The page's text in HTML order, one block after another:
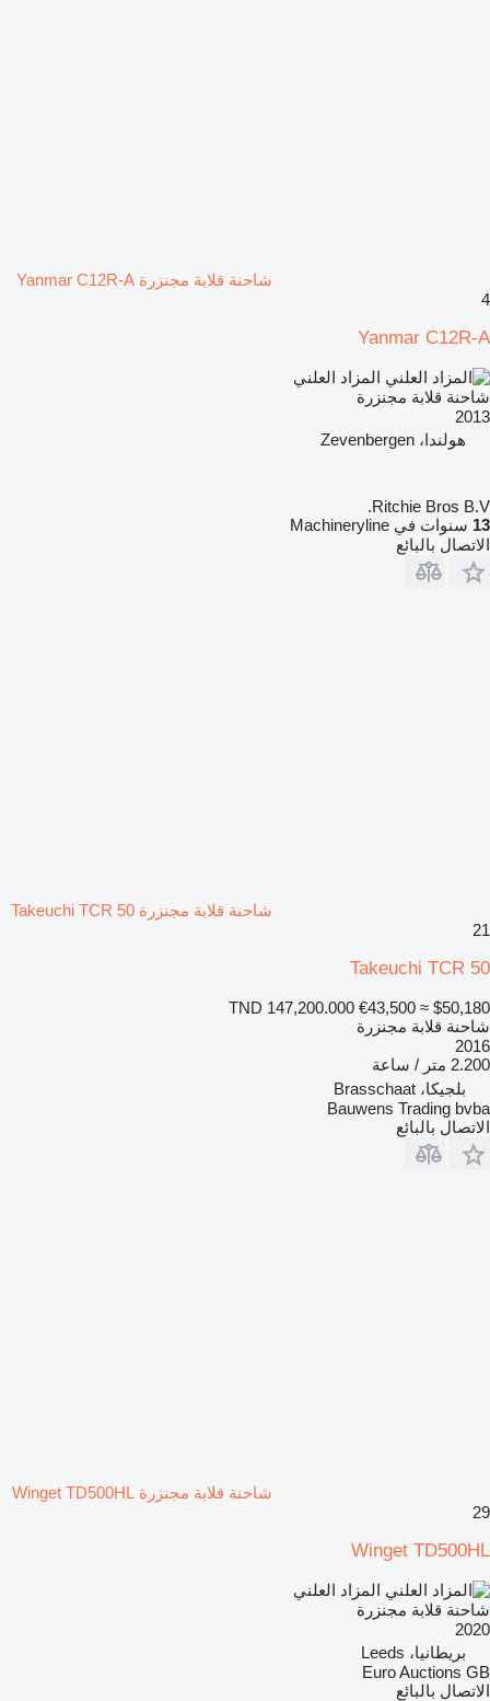
شاحنة قلابة مجنزرة Yanmar C12R-A
4
Yanmar C12R-A
المزاد العلني
شاحنة قلابة مجنزرة
2013
هولندا، Zevenbergen
Ritchie Bros B.V.
13 سنوات في Machineryline
الاتصال بالبائع
شاحنة قلابة مجنزرة Takeuchi TCR 50
21
Takeuchi TCR 50
TND 147,200.000 €43,500 ≈ $50,180
شاحنة قلابة مجنزرة
2016
2.200 متر / ساعة
بلجيكا، Brasschaat
Bauwens Trading bvba
الاتصال بالبائع
شاحنة قلابة مجنزرة Winget TD500HL
29
Winget TD500HL
المزاد العلني
شاحنة قلابة مجنزرة
2020
بريطانيا، Leeds
Euro Auctions GB
الاتصال بالبائع